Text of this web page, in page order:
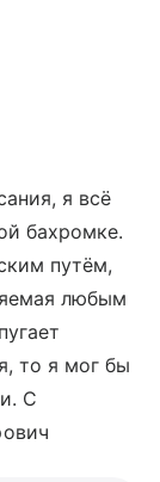
я всё
бахромке.
путём,
любым
то я мог бы
С